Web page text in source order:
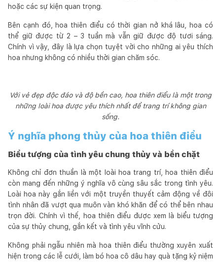
hoặc các sự kiện quan trọng.
Bên cạnh đó, hoa thiên điểu có thời gian nở khá lâu, hoa có
thể giữ được từ 2 – 3 tuần mà vẫn giữ được độ tươi sáng.
Chính vì vậy, đây là lựa chọn tuyệt vời cho những ai yêu thích
hoa nhưng không có nhiều thời gian chăm sóc.
Với vẻ đẹp độc đáo và độ bền cao, hoa thiên điểu là một trong
những loài hoa được yêu thích nhất để trang trí không gian
sống.
Ý nghĩa phong thủy của hoa thiên điểu
Biểu tượng của tình yêu chung thủy và bền chặt
Không chỉ đơn thuần là một loài hoa trang trí, hoa thiên điểu
còn mang đến những ý nghĩa vô cùng sâu sắc trong tình yêu.
Loài hoa này gắn liền với một truyền thuyết cảm động về đôi
tình nhân đã vượt qua muôn vàn khó khăn để có thể bên nhau
trọn đời. Chính vì thế, hoa thiên điểu được xem là biểu tượng
của sự thủy chung, gắn kết và tình yêu vĩnh cửu.
Không phải ngẫu nhiên mà hoa thiên điểu thường xuyên xuất
hiện trong các lễ cưới, làm bó hoa cô dâu hay quà tặng kỷ niệm